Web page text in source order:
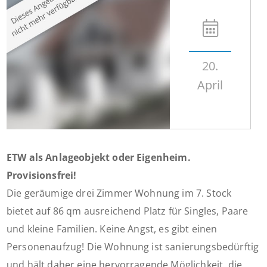
20.
April
ETW als Anlageobjekt oder Eigenheim.
Provisionsfrei!
Die geräumige drei Zimmer Wohnung im 7. Stock
bietet auf 86 qm ausreichend Platz für Singles, Paare
und kleine Familien. Keine Angst, es gibt einen
Personenaufzug! Die Wohnung ist sanierungsbedürftig
und hält daher eine hervorragende Möglichkeit, die